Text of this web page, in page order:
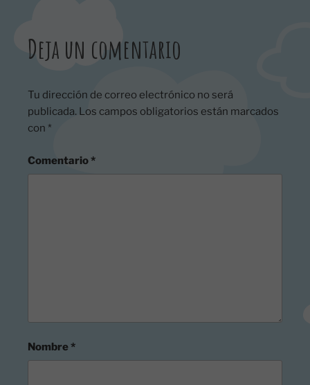
Deja un comentario
Tu dirección de correo electrónico no será
publicada. Los campos obligatorios están marcados
con *
Comentario*
Nombre*